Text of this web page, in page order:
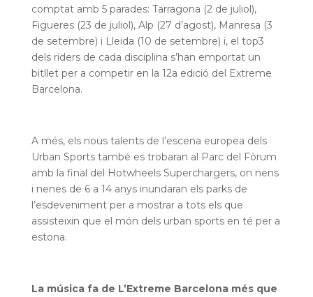
comptat amb 5 parades: Tarragona (2 de juliol),
Figueres (23 de juliol), Alp (27 d’agost), Manresa (3
de setembre) i Lleida (10 de setembre) i, el top3
dels riders de cada disciplina s’han emportat un
bitllet per a competir en la 12a edició del Extreme
Barcelona.
A més, els nous talents de l’escena europea dels
Urban Sports també es trobaran al Parc del Fòrum
amb la final del Hotwheels Superchargers, on nens
i nenes de 6 a 14 anys inundaran els parks de
l’esdeveniment per a mostrar a tots els que
assisteixin que el món dels urban sports en té per a
estona.
La música fa de L’Extreme Barcelona més que